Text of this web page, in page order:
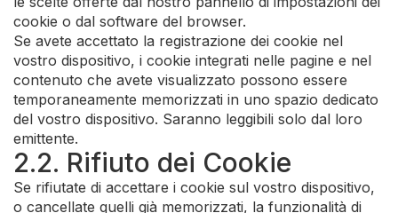
cookie o dal software del browser.
Se avete accettato la registrazione dei cookie nel
vostro dispositivo, i cookie integrati nelle pagine e nel
contenuto che avete visualizzato possono essere
temporaneamente memorizzati in uno spazio dedicato
del vostro dispositivo. Saranno leggibili solo dal loro
emittente.
2.2. Rifiuto dei Cookie
Se rifiutate di accettare i cookie sul vostro dispositivo,
o cancellate quelli già memorizzati, la funzionalità di